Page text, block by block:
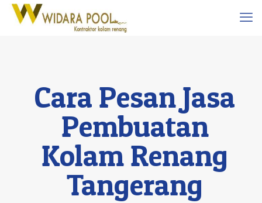
Cara Pesan Jasa
Pembuatan
Kolam Renang
Tangerang